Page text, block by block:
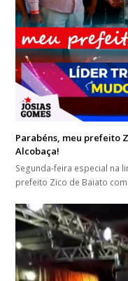
Parabéns, meu prefeito
Alcobaça!
Segunda-feira especial na
prefeito Zico de Baiato